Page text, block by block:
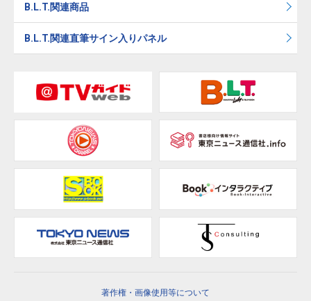
B.L.T.関連商品
B.L.T.関連直筆サイン入りパネル
著作権・画像使用等について